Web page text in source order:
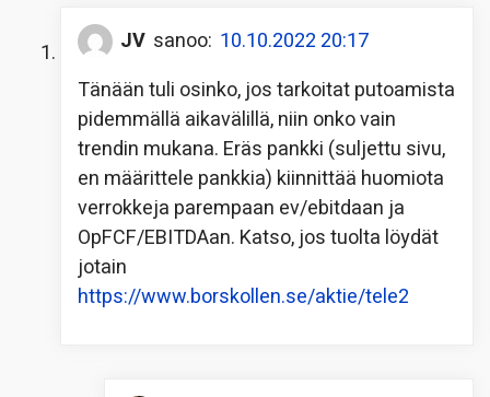
JV sanoo: 10.10.2022 20:17
Tänään tuli osinko, jos tarkoitat putoamista
pidemmällä aikavälillä, niin onko vain
trendin mukana. Eräs pankki (suljettu sivu,
en määrittele pankkia) kiinnittää huomiota
verrokkeja parempaan ev/ebitdaan ja
OpFCF/EBITDAan. Katso, jos tuolta löydät
jotain
https://www.borskollen.se/aktie/tele2